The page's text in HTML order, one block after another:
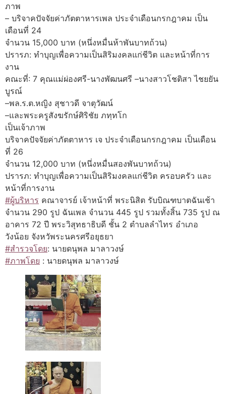
ภาพ
– บริจาคปัจจัยค่าภัตตาหารเพล ประจำเดือนกรกฎาคม เป็น
เดือนที่ 24
จำนวน 15,000 บาท (หนึ่งหมื่นห้าพันบาทถ้วน)
ปรารภ: ทำบุญเพื่อความเป็นสิริมงคลแก่ชีวิต และหน้าที่การ
งาน
คณะที่: 7 คุณแม่ผ่องศรี-นางพัฒนศรี –นางสาวโชติสา ไชยยัน
บูรณ์
–พล.ร.ต.หญิง สุชาวดี จาตุวัฒน์
–และพระครูสังฆรักษ์ศิริชัย ภทฺทโก
เป็นเจ้าภาพ
บริจาคปัจจัยค่าภัตตาหาร เจ ประจำเดือนกรกฎาคม เป็นเดือน
ที่ 26
จำนวน 12,000 บาท (หนึ่งหมื่นสองพันบาทถ้วน)
ปรารภ: ทำบุญเพื่อความเป็นสิริมงคลแก่ชีวิต ครอบครัว และ
หน้าที่การงาน
#ผู้บริหาร คณาจารย์ เจ้าหน้าที่ พระนิสิต รับบิณฑบาตฉันเช้า
จำนวน 290 รูป ฉันเพล จำนวน 445 รูป รวมทั้งสิ้น 735 รูป ณ
อาคาร 72 ปี พระวิสุทธาธิบดี ชั้น 2 ตำบลลำไทร อำเภอ
วังน้อย จังหวัพระนครศรีอยุธยา
#สำรวจโดย: นายดนุพล มาลาวงษ์
#ภาพโดย : นายดนุพล มาลาวงษ์